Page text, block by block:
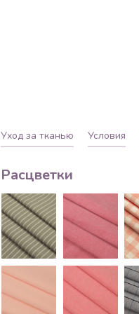
Уход за тканью Условия
Расцветки